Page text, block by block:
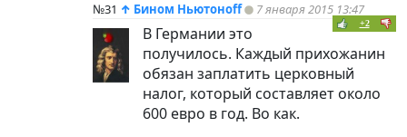
№31 ↑ Бином Ньютоноff 7 января 2015 13:47
+2
В Германии это
получилось. Каждый прихожанин
обязан заплатить церковный
налог, который составляет около
600 евро в год. Во как.